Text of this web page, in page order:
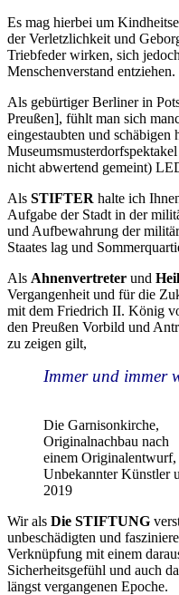
Es mag hierbei um
der Verletzlichkeit und
Triebfeder wirken, sich
Menschenverstand entziehen.
Als gebürtiger Berliner in
Preußen], fühlt man sich
eingestaubten und schäbigen
nicht abwertend gemeint)
Als STIFTER halte ich
Aufgabe der Stadt in der
und Aufbewahrung der
Staates lag und
Als Ahnenvertreter und
Vergangenheit und für die
mit dem Friedrich II. König
den Preußen Vorbild und
zu zeigen gilt,
Immer und immer
Die Garnisonkirche,
Originalnachbau nach
einem Originalentwurf,
Unbekannter Künstler
2019
Wir als Die STIFTUNG
unbeschädigten und
Verknüpfung mit einem
Sicherheitsgefühl und auch
längst vergangenen Epoche.